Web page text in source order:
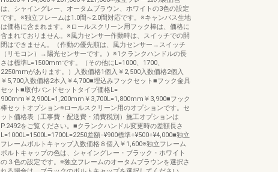
は、シャイングレー、オータムブラウン、ホワイトの3色の設定
です。※独立フレームは1.0間∼2.0間対応です。※キャンバス生地
は価格に含まれます。※ロールスクリーン用フック棒は、価格に
含まれておりません。※風力センサー作動時は、スイッチでの開
閉はできません。（作動の優先順は、風力センサー→スイッチ
（リモコン）→陽光センサーです。）※1クランクハンドルの長
さは標準L=1500mmです。（その他にL=1000、1700、
2250mmがあります。）入数価格1個入￥2,500入数価格2個入
￥5,700入数価格2本入￥4,700■埋込みフックセット■フック金具
セット■取付バンドセットタイプ価格L=
900mm￥2,900L=1,200mm￥3,700L=1,800mm￥3,900■フック
棒セットオプション※ロールスクリーン用のオプションです。セ
ット価格表（工事費・配送費・消費税別）施工オプションは
P.2492をご覧ください。■クランクハンドル変更時の差額長さ
L=1000L=1500L=1700L=2250差額−¥900標準+¥500+¥4,000■独立
フレームボルトキャップ入数価格８個入￥1,600※独立フレーム
ボルトキャップの色は、シャイングレー・ブラック・ホワイト
の３色の設定です。※独立フレームのオータムブラウンを選択さ